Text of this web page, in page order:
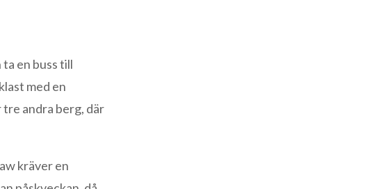
en buss till
med en
andra berg, där
kräver en